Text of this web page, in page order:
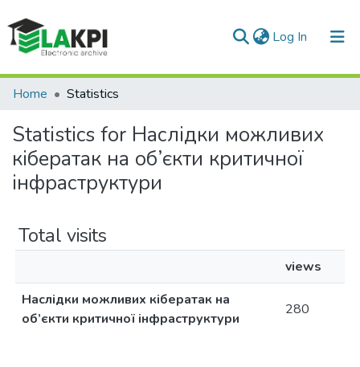
Log In (current)
Communities & Collections
All of DSpace
Home Statistics
Statistics for Наслідки можливих
кібератак на об’єкти критичної
інфраструктури
Total visits
views
Наслідки можливих кібератак на
об’єкти критичної інфраструктури
280